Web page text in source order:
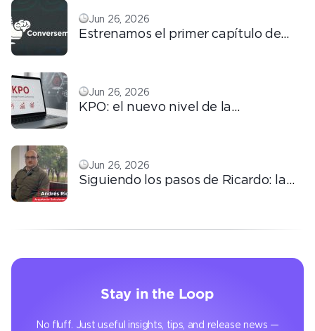
Jun 26, 2026
Estrenamos el primer capítulo de
Jun 26, 2026
KPO: el nuevo nivel de la
Jun 26, 2026
Siguiendo los pasos de Ricardo: la
Stay in the Loop
No fluff. Just useful insights, tips, and release news —